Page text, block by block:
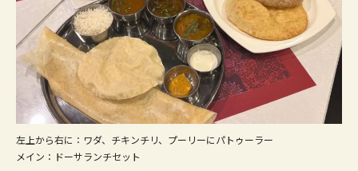
左上から右に：ワダ、チキンチリ、プーリーにパトゥーラー
メイン：ドーサランチセット